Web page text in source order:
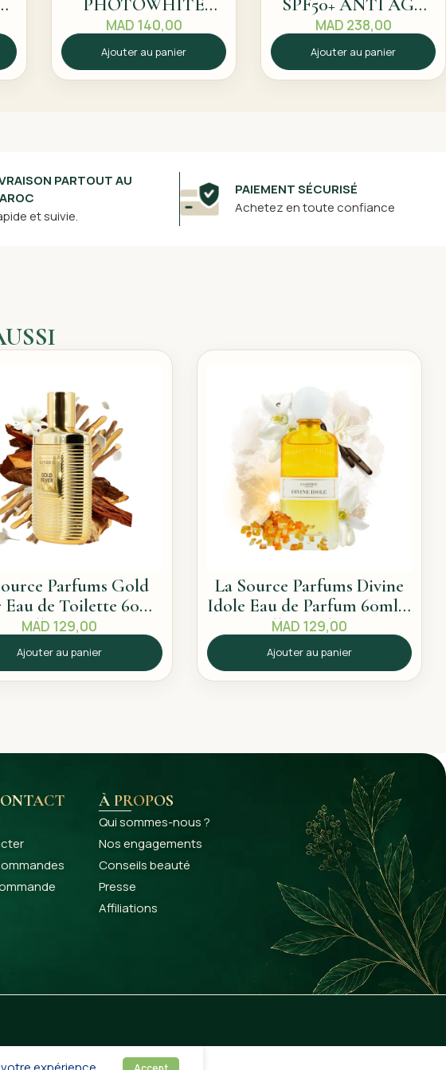
PHOTOWHITE
CORRECTEUR DE
TEINT FLUIDE SPF
20 N12
MAD 140,00
Ajouter au panier
SPF50+ ANTI AGE
50ML
MAD 238,00
Ajouter au panier
PARTOUT AU
et suivie.
PAIEMENT SÉCURISÉ
Achetez en toute confiance
Parfums Gold
Eau de Toilette 60ml
– Sillage epice
MAD 129,00
Ajouter au panier
La Source Parfums Divine
Idole Eau de Parfum 60ml –
Sillage solaire
MAD 129,00
Ajouter au panier
À PROPOS
Qui sommes-nous ?
Nos engagements
Conseils beauté
Presse
Affiliations